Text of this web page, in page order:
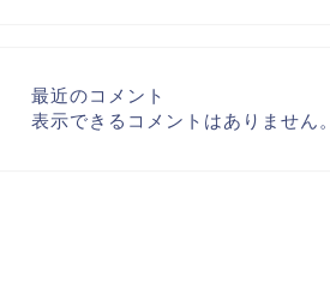
最近のコメント
表示できるコメントはありません。